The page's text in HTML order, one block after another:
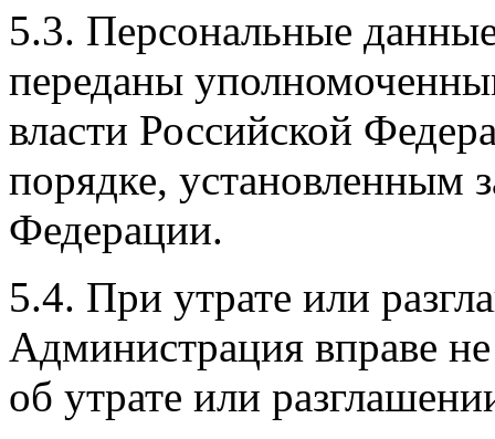
5.3. Персональные
переданы
власти Российской
порядке, установленным
Федерации.
5.4. При утрате или
Администрация вправе
об утрате или